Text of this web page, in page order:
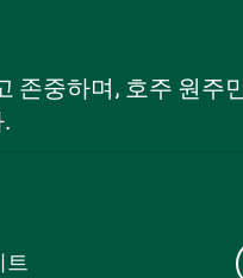
존중하며, 호주 원주
트